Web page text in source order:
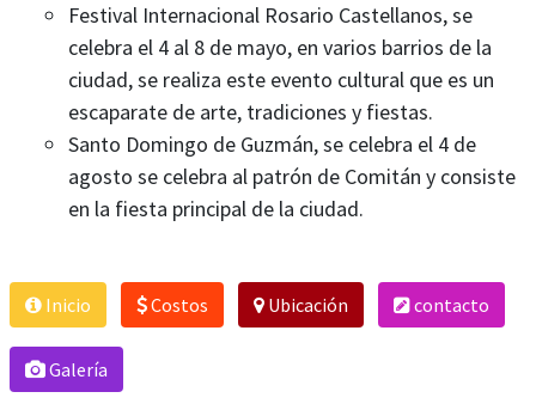
Festival Internacional Rosario Castellanos​, se
celebra el 4 al 8 de mayo, en varios barrios de la
ciudad, se realiza este evento cultural que es un
escaparate de arte, tradiciones y fiestas.​
Santo Domingo de Guzmán​, se celebra el 4 de
agosto se celebra al patrón de Comitán y consiste
en la fiesta principal de la ciudad.​
Inicio Costos Ubicación contacto
Galería